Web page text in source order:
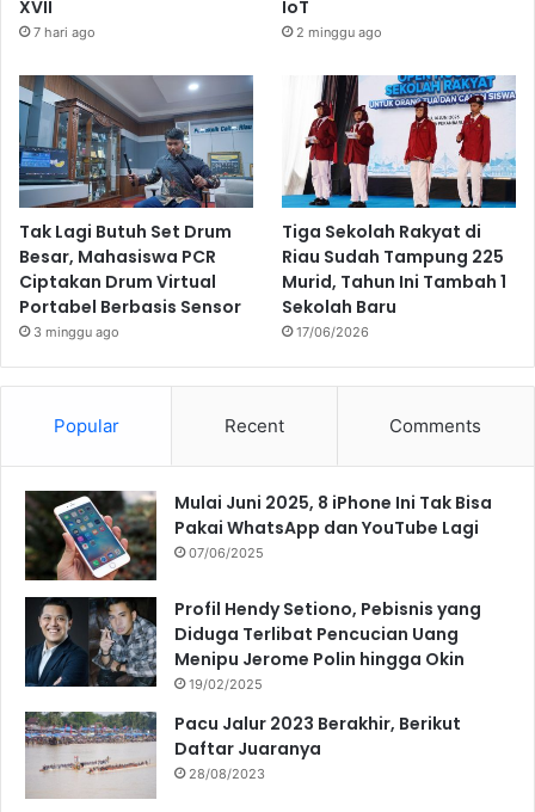
XVII
7 hari ago
IoT
2 minggu ago
Tak Lagi Butuh Set Drum
Besar, Mahasiswa PCR
Ciptakan Drum Virtual
Portabel Berbasis Sensor
3 minggu ago
Tiga Sekolah Rakyat di
Riau Sudah Tampung 225
Murid, Tahun Ini Tambah 1
Sekolah Baru
17/06/2026
Popular Recent Comments
Mulai Juni 2025, 8 iPhone Ini Tak Bisa
Pakai WhatsApp dan YouTube Lagi
07/06/2025
Profil Hendy Setiono, Pebisnis yang
Diduga Terlibat Pencucian Uang
Menipu Jerome Polin hingga Okin
19/02/2025
Pacu Jalur 2023 Berakhir, Berikut
Daftar Juaranya
28/08/2023